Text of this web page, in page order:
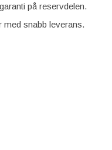
på reservdelen.
med snabb leverans.